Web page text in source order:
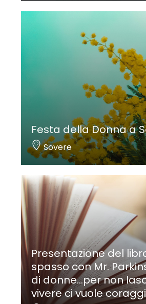
Festa della Donna a
Sovere
Presentazione del
spasso con Mr.
di donne…per non
vivere ci vuole